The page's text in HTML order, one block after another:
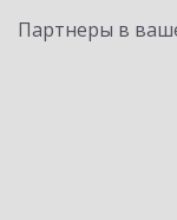
Партнеры в